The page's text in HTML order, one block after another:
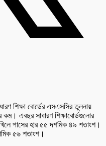
শিক্ষা বোর্ডের এসএসসির তুলনায়
কম। এবছর সাধারণ শিক্ষাবোর্ডগুলোর
পাসের হার ৫৫ দশমিক ৪৯ শতাংশ।
৫৬ শতাংশ।